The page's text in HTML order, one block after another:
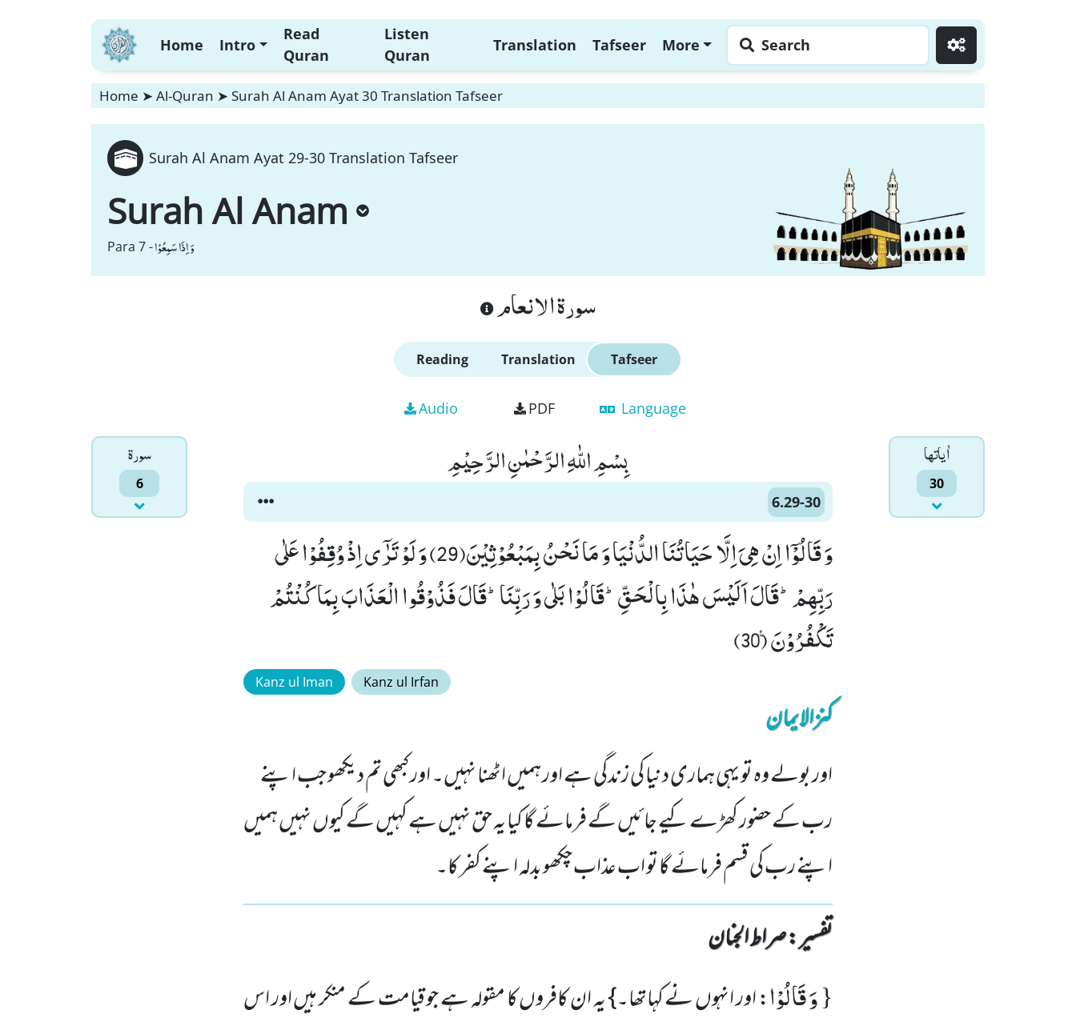
Home Intro
Read
Quran
Listen
Quran
Translation Tafseer More Search
Home ➤ Al-Quran ➤ Surah Al Anam Ayat 30 Translation Tafseer
Surah Al Anam Ayat 29-30 Translation Tafseer
Surah Al Anam
Para 7 -وَ اِذَا سَمِعُوْا
سورة الانعام
Reading Translation Tafseer
Audio PDF Language
سورۃ
6
اٰياتها
30
بِسْمِ اللّٰهِ الرَّحْمٰنِ الرَّحِیْمِ
6.29-30
وَ قَالُوْۤا اِنْ هِیَ اِلَّا حَیَاتُنَا الدُّنْیَا وَ مَا نَحْنُ بِمَبْعُوْثِیْنَ(29) وَ لَوْ تَرٰۤى اِذْ وُقِفُوْا عَلٰى
رَبِّهِمْؕ-قَالَ اَلَیْسَ هٰذَا بِالْحَقِّؕ-قَالُوْا بَلٰى وَ رَبِّنَاؕ-قَالَ فَذُوْقُوا الْعَذَابَ بِمَا كُنْتُمْ
تَكْفُرُوْنَ۠ (30)
Kanz ul Iman Kanz ul Irfan
کنزالایمان
اور بولے وہ تو یہی ہماری دنیا کی زندگی ہے اور ہمیں اٹھنا نہیں۔ اور کبھی تم دیکھو جب اپنے
رب کے حضور کھڑے کیے جائیں گے فرمائے گا کیا یہ حق نہیں ہے کہیں گے کیوں نہیں ہمیں
اپنے رب کی قسم فرمائے گا تو اب عذاب چکھو بدلہ اپنے کفر کا۔
تفسیر : ‎صراط الجنان
{وَ قَالُوْا: اور انہوں نے کہاتھا۔} یہ ان کافروں کا مقولہ ہے جو قیامت کے منکر ہیں اور اس